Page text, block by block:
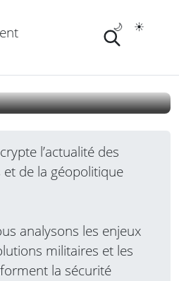
☀️
🌙
Mali,
l’actualité des
de la géopolitique
analysons les enjeux
militaires et les
la sécurité